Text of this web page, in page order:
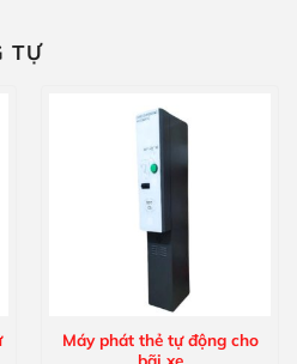
TỰ
Máy phát thẻ tự động cho